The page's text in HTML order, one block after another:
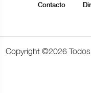
Contacto
Copyright ©2026